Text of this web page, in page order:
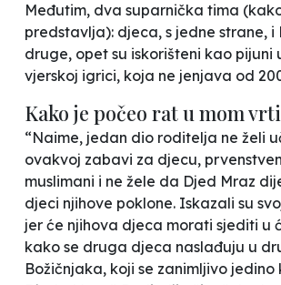
Međutim, dva suparnička tima
predstavlja): djeca, s jedne strane, i
druge, opet su iskorišteni kao pijuni
vjerskoj igrici, koja ne jenjava od
Kako je počeo rat u mom
“Naime, jedan dio roditelja ne želi
ovakvoj zabavi za djecu,
muslimani i ne žele da Djed Mraz
djeci njihove poklone. Iskazali su
jer će njihova djeca morati sjediti u
kako se druga djeca naslađuju u
Božičnjaka, koji se zanimljivo jedino